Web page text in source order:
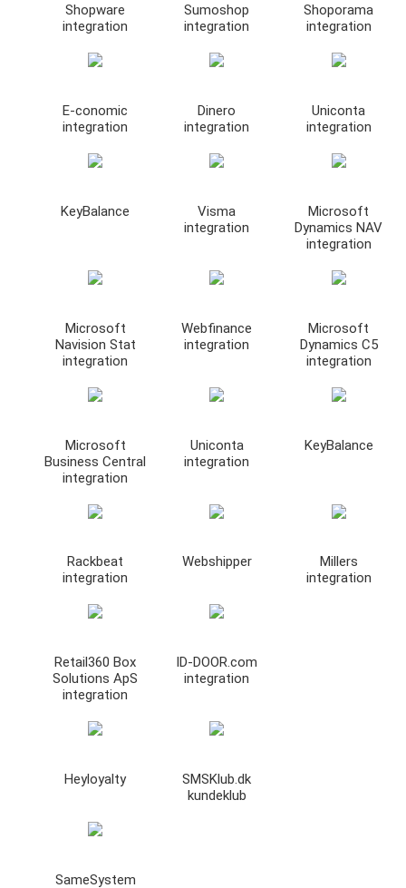
Shopware
integration
Sumoshop
integration
Shoporama
integration
E-conomic
integration
Dinero
integration
Uniconta
integration
KeyBalance
Visma
integration
Microsoft
Dynamics NAV
integration
Microsoft
Navision Stat
integration
Webfinance
integration
Microsoft
Dynamics C5
integration
Microsoft
Business Central
integration
Uniconta
integration
KeyBalance
Rackbeat
integration
Webshipper
Millers
integration
Retail360 Box
Solutions ApS
integration
ID-DOOR.com
integration
Heyloyalty
SMSKlub.dk
kundeklub
SameSystem